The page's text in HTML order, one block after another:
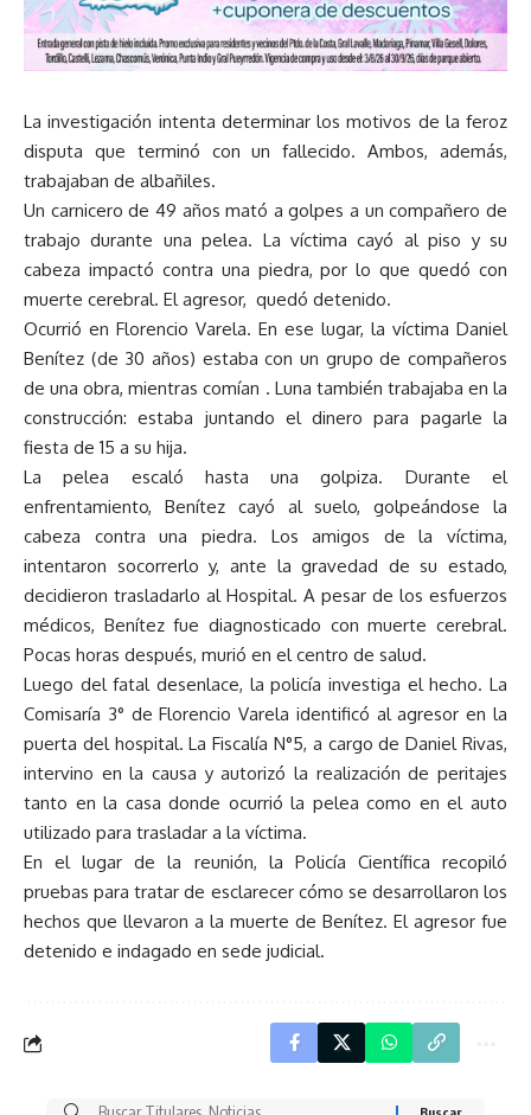
La investigación intenta determinar los motivos de la feroz
disputa que terminó con un fallecido. Ambos, además,
trabajaban de albañiles.
Un carnicero de 49 años mató a golpes a un compañero de
trabajo durante una pelea. La víctima cayó al piso y su
cabeza impactó contra una piedra, por lo que quedó con
muerte cerebral. El agresor, quedó detenido.
Ocurrió en Florencio Varela. En ese lugar, la víctima Daniel
Benítez (de 30 años) estaba con un grupo de compañeros
de una obra, mientras comían . Luna también trabajaba en la
construcción: estaba juntando el dinero para pagarle la
fiesta de 15 a su hija.
La pelea escaló hasta una golpiza. Durante el
enfrentamiento, Benítez cayó al suelo, golpeándose la
cabeza contra una piedra. Los amigos de la víctima,
intentaron socorrerlo y, ante la gravedad de su estado,
decidieron trasladarlo al Hospital. A pesar de los esfuerzos
médicos, Benítez fue diagnosticado con muerte cerebral.
Pocas horas después, murió en el centro de salud.
Luego del fatal desenlace, la policía investiga el hecho. La
Comisaría 3° de Florencio Varela identificó al agresor en la
puerta del hospital. La Fiscalía N°5, a cargo de Daniel Rivas,
intervino en la causa y autorizó la realización de peritajes
tanto en la casa donde ocurrió la pelea como en el auto
utilizado para trasladar a la víctima.
En el lugar de la reunión, la Policía Científica recopiló
pruebas para tratar de esclarecer cómo se desarrollaron los
hechos que llevaron a la muerte de Benítez. El agresor fue
detenido e indagado en sede judicial.